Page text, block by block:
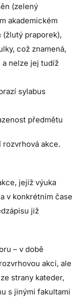
(zelený
akademickém
(žlutý praporek),
což znamená,
a nelze jej tudíž
sylabus
předmětu
rozvrhová akce.
jejíž výuka
v konkrétním čase
již
– v době
akci, ale
strany kateder,
s jinými fakultami